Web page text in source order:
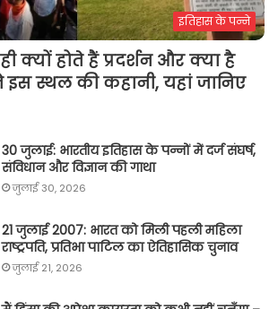
इतिहास के पन्ने
क्यों होते हैं प्रदर्शन और क्या है
इस स्थल की कहानी, यहां जानिए
30 जुलाई: भारतीय इतिहास के पन्नों में दर्ज संघर्ष,
संविधान और विज्ञान की गाथा
जुलाई 30, 2026
21 जुलाई 2007: भारत को मिली पहली महिला
राष्ट्रपति, प्रतिभा पाटिल का ऐतिहासिक चुनाव
जुलाई 21, 2026